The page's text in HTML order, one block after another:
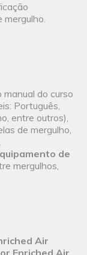
mergulho.
do curso
Português,
entre outros),
de mergulho,
de
mergulhos,
Air